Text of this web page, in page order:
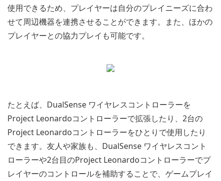
使用できるため、プレイヤーは自分のプレイニーズに合わ
せて周辺機器を連携させることができます。また、ほかの
プレイヤーとの協力プレイも可能です。
たとえば、DualSense ワイヤレスコントローラーを
Project Leonardoコントローラーで拡張したり、2台の
Project Leonardoコントローラーをひとりで使用したり
できます。友人や家族も、DualSense ワイヤレスコント
ローラーや2台目のProject Leonardoコントローラーでプ
レイヤーのコントロールを補助することで、ゲームプレイ